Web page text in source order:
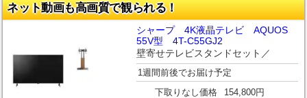
ネット動画も高画質で観られる！
シャープ 4K液晶テレビ AQUOS
55V型 4T-C55GJ2
壁寄せテレビスタンドセット／
1週間前後でお届け予定
下取りなし価格 154,800円